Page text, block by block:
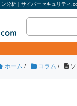
分析｜サイバーセキュリティ
ホーム / コラム /